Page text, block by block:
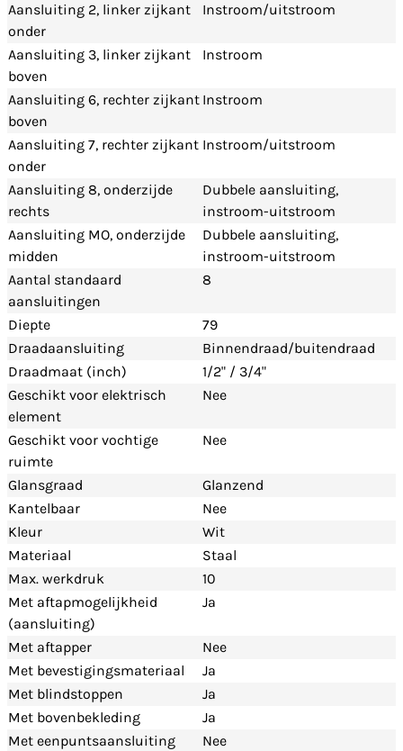
Aansluiting 2, linker zijkant
onder
Instroom/uitstroom
Aansluiting 3, linker zijkant
boven
Instroom
Aansluiting 6, rechter zijkant
boven
Instroom
Aansluiting 7, rechter zijkant
onder
Instroom/uitstroom
Aansluiting 8, onderzijde
rechts
Dubbele aansluiting,
instroom-uitstroom
Aansluiting MO, onderzijde
midden
Dubbele aansluiting,
instroom-uitstroom
Aantal standaard
aansluitingen
8
Diepte
79
Draadaansluiting
Binnendraad/buitendraad
Draadmaat (inch)
1/2" / 3/4"
Geschikt voor elektrisch
element
Nee
Geschikt voor vochtige
ruimte
Nee
Glansgraad
Glanzend
Kantelbaar
Nee
Kleur
Wit
Materiaal
Staal
Max. werkdruk
10
Met aftapmogelijkheid
(aansluiting)
Ja
Met aftapper
Nee
Met bevestigingsmateriaal
Ja
Met blindstoppen
Ja
Met bovenbekleding
Ja
Met eenpuntsaansluiting
Nee